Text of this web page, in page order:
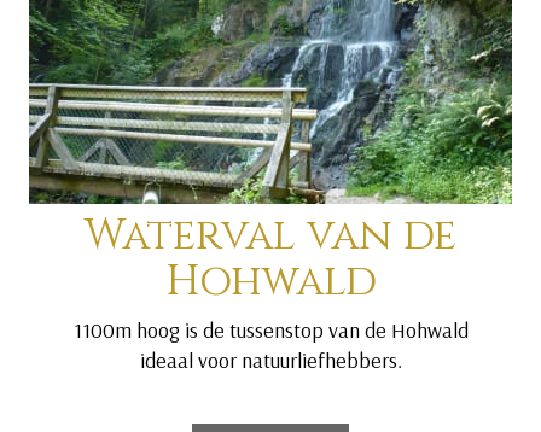
Waterval van de
Hohwald
1100m hoog is de tussenstop van de Hohwald
ideaal voor natuurliefhebbers.